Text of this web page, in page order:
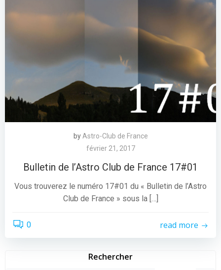
by Astro-Club de France
février 21, 2017
Bulletin de l’Astro Club de France 17#01
Vous trouverez le numéro 17#01 du « Bulletin de l’Astro
Club de France » sous la […]
0 read more
Rechercher